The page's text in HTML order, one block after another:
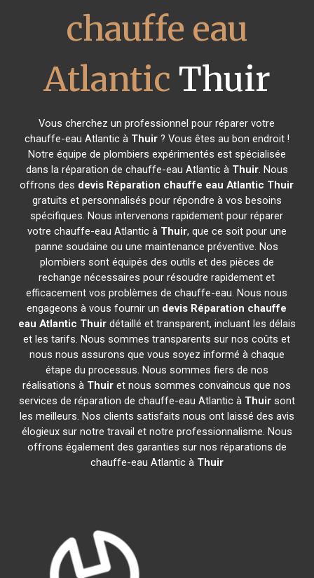
chauffe eau
Atlantic Thuir
Vous cherchez un professionnel pour réparer votre
chauffe-eau Atlantic à Thuir? Vous êtes au bon endroit !
Notre équipe de plombiers expérimentés est spécialisée
dans la réparation de chauffe-eau Atlantic à Thuir. Nous
offrons des devis Réparation chauffe eau Atlantic Thuir
gratuits et personnalisés pour répondre à vos besoins
spécifiques. Nous intervenons rapidement pour réparer
votre chauffe-eau Atlantic à Thuir, que ce soit pour une
panne soudaine ou une maintenance préventive. Nos
plombiers sont équipés des outils et des pièces de
rechange nécessaires pour résoudre rapidement et
efficacement vos problèmes de chauffe-eau. Nous nous
engageons à vous fournir un devis Réparation chauffe
eau Atlantic Thuirdétaillé et transparent, incluant les délais
et les tarifs. Nous sommes transparents sur nos coûts et
nous nous assurons que vous soyez informé à chaque
étape du processus. Nous sommes fiers de nos
réalisations à Thuir et nous sommes convaincus que nos
services de réparation de chauffe-eau Atlantic à Thuirsont
les meilleurs. Nos clients satisfaits nous ont laissé des avis
élogieux sur notre travail et notre professionnalisme. Nous
offrons également des garanties sur nos réparations de
chauffe-eau Atlantic à Thuir